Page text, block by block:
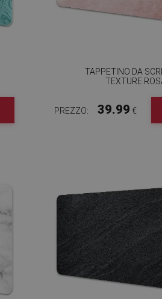
TAPPETINO DA
TEXTURE
PREZZO: 39.99 €